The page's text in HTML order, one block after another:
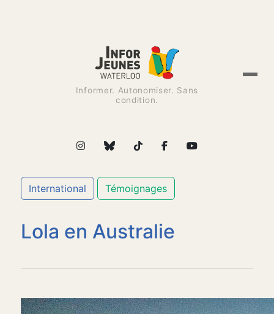
Informer. Autonomiser. Sans
condition.
International Témoignages
Lola en Australie